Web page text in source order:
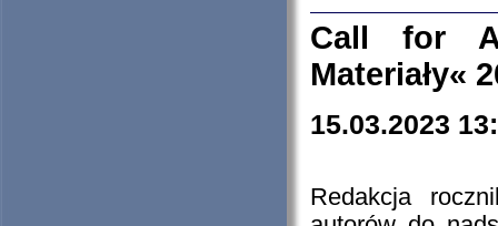
Call for
Materiały«
15.03.2023
Redakcja